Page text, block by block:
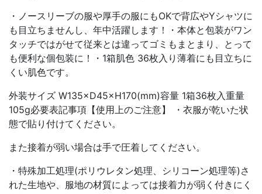
・ノースリーブの服や厚手の服にもOKで背広やYシャツに
も目立ちませんし、年中活躍します！・本体と包装がワン
タッチではがせて従来とは違ってゴミもまとまり、とって
も便利な個包装に！・1箱肌色 36枚入り薄着にも目立ちに
くい肌色です。
外装サイズ W135×D45×H170(mm)容量 1箱36枚入重量
105g必要表記事項【使用上のご注意】 ・衣服が乾いた状
態で貼り付けてください。
また接着が弱い場合は手で圧着してください。
・特殊加工処理(ポリウレタン処理、シリコーン処理等)さ
れた生地や、服地の材質によっては接着力が弱く付きにく